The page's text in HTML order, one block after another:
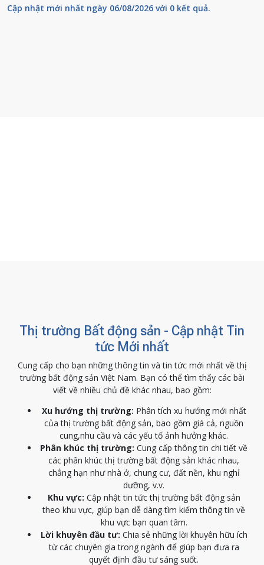
Cập nhật mới nhất ngày 06/08/2026 với 0 kết quả.
Thị trường Bất động sản - Cập nhật Tin
tức Mới nhất
Cung cấp cho bạn những thông tin và tin tức mới nhất về thị
trường bất động sản Việt Nam. Bạn có thể tìm thấy các bài
viết về nhiều chủ đề khác nhau, bao gồm:
Xu hướng thị trường: Phân tích xu hướng mới nhất
của thị trường bất động sản, bao gồm giá cả, nguồn
cung,nhu cầu và các yếu tố ảnh hưởng khác.
Phân khúc thị trường: Cung cấp thông tin chi tiết về
các phân khúc thị trường bất động sản khác nhau,
chẳng hạn như nhà ở, chung cư, đất nền, khu nghỉ
dưỡng, v.v.
Khu vực: Cập nhật tin tức thị trường bất động sản
theo khu vực, giúp bạn dễ dàng tìm kiếm thông tin về
khu vực bạn quan tâm.
Lời khuyên đầu tư: Chia sẻ những lời khuyên hữu ích
từ các chuyên gia trong ngành để giúp bạn đưa ra
quyết định đầu tư sáng suốt.